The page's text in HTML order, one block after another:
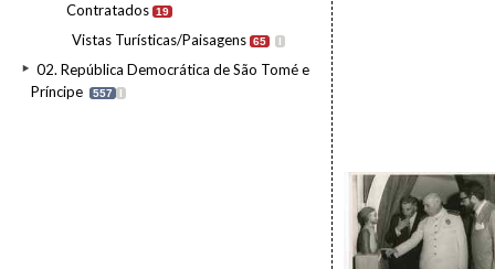
Contratados 19
Vistas Turísticas/Paisagens 65 I
02. República Democrática de São Tomé e
Príncipe
557 I